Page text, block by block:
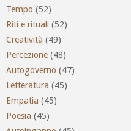
Tempo (52)
Riti e rituali (52)
Creatività (49)
Percezione (48)
Autogoverno (47)
Letteratura (45)
Empatia (45)
Poesia (45)